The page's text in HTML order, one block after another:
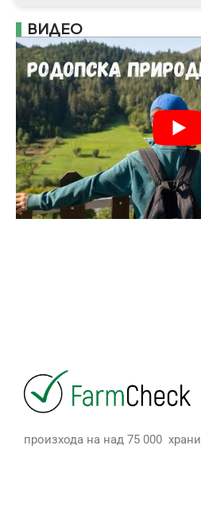
ВИДЕО
произхода на над 75 000